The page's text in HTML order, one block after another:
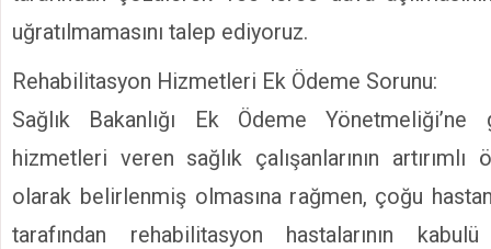
uğratılmamasını talep ediyoruz.
Rehabilitasyon Hizmetleri Ek Ödeme Sorunu:
Sağlık Bakanlığı Ek Ödeme Yönetmeliği’ne
hizmetleri veren sağlık çalışanlarının artırımlı
olarak belirlenmiş olmasına rağmen, çoğu
tarafından rehabilitasyon hastalarının kabulü